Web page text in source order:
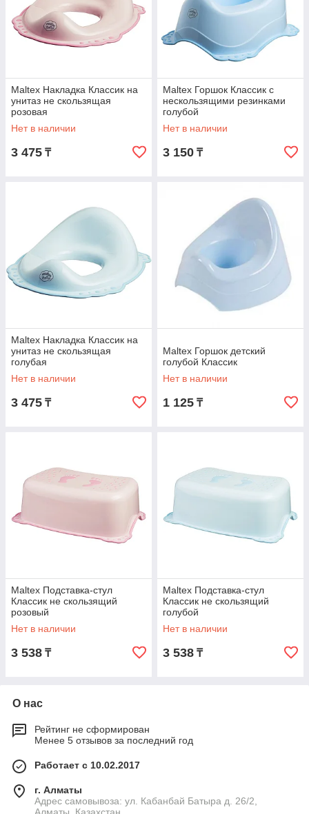
Maltex Накладка Классик на
унитаз не скользящая
розовая
Нет в наличии
3 475 ₸
Maltex Горшок Классик с
нескользящими резинками
голубой
Нет в наличии
3 150 ₸
Maltex Накладка Классик на
унитаз не скользящая
голубая
Нет в наличии
3 475 ₸
Maltex Горшок детский
голубой Классик
Нет в наличии
1 125 ₸
Maltex Подставка-стул
Классик не скользящий
розовый
Нет в наличии
3 538 ₸
Maltex Подставка-стул
Классик не скользящий
голубой
Нет в наличии
3 538 ₸
О нас
Рейтинг не сформирован
Менее 5 отзывов за последний год
Работает с 10.02.2017
г. Алматы
Адрес самовывоза: ул. Кабанбай Батыра д. 26/2,